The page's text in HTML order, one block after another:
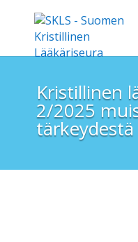
Kristillinen
2/2025
tärkeydestä